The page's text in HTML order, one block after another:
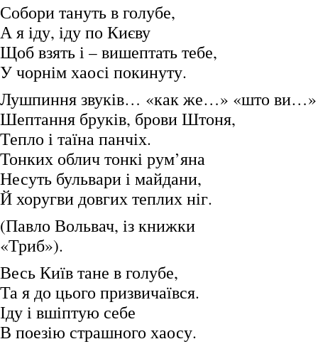
Собори тануть в голубе,
А я іду, іду по Києву
Щоб взять і – вишептать тебе,
У чорнім хаосі покинуту.
Лушпиння звуків… «как же…» «што ви…»
Шептання бруків, брови Штоня,
Тепло і таїна панчіх.
Тонких облич тонкі рум’яна
Несуть бульвари і майдани,
Й хоругви довгих теплих ніг.
(Павло Вольвач, із книжки
«Триб»).
Весь Київ тане в голубе,
Та я до цього призвичаївся.
Іду і вшіптую себе
В поезію страшного хаосу.